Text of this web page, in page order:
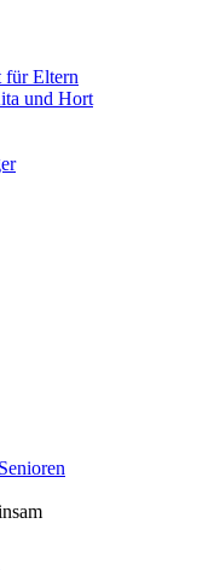
für Eltern
und Hort